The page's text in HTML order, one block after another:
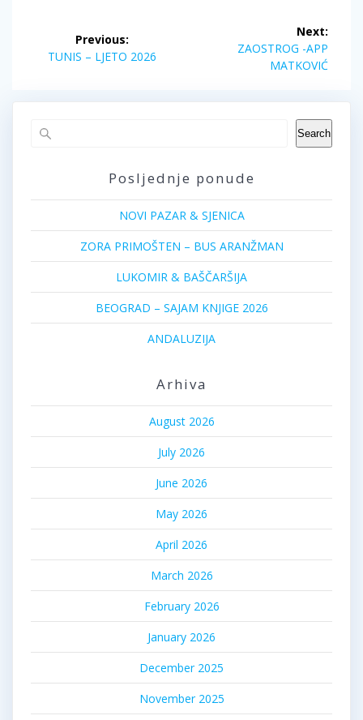
navigation
Previous:
Previous
TUNIS – LJETO 2026
Next:
Next
ZAOSTROG -APP
MATKOVIĆ
Search
Posljednje ponude
NOVI PAZAR & SJENICA
ZORA PRIMOŠTEN – BUS ARANŽMAN
LUKOMIR & BAŠČARŠIJA
BEOGRAD – SAJAM KNJIGE 2026
ANDALUZIJA
Arhiva
August 2026
July 2026
June 2026
May 2026
April 2026
March 2026
February 2026
January 2026
December 2025
November 2025